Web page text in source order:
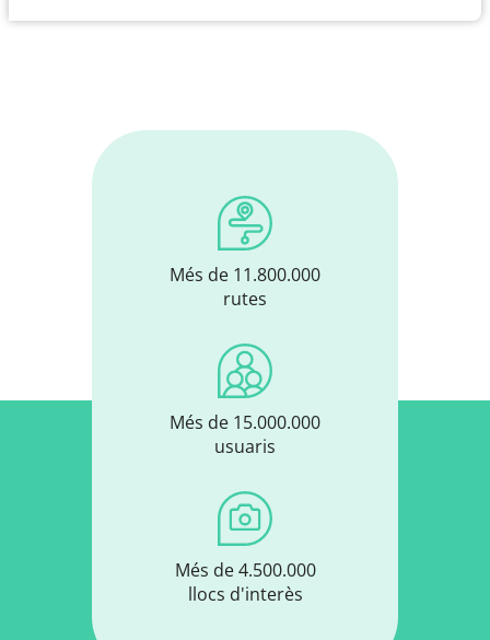
Més de 11.800.000
rutes
Més de 15.000.000
usuaris
Més de 4.500.000
llocs d'interès